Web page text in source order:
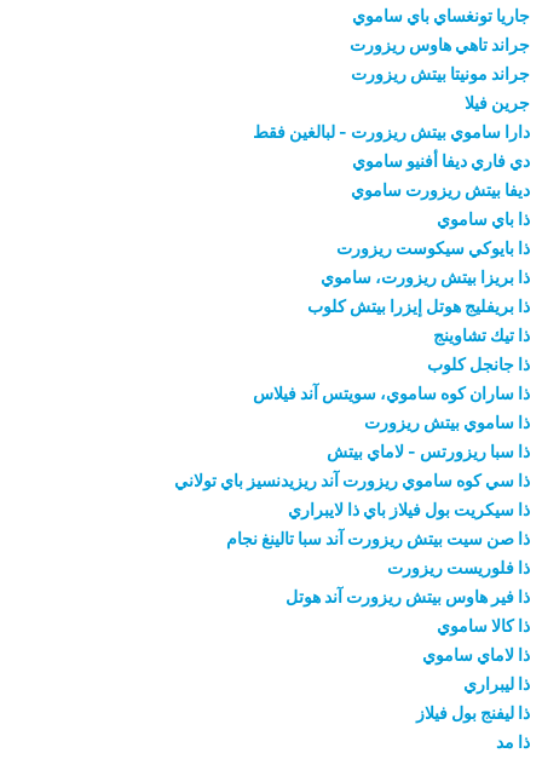
جاريا تونغساي باي ساموي
جراند تاهي هاوس ريزورت
جراند مونيتا بيتش ريزورت
جرين فيلا
دارا ساموي بيتش ريزورت - لبالغين فقط
دي فاري ديفا أفنيو ساموي
ديفا بيتش ريزورت ساموي
ذا باي ساموي
ذا بايوكي سيكوست ريزورت
ذا بريزا بيتش ريزورت، ساموي
ذا بريفليج هوتل إيزرا بيتش كلوب
ذا تيك تشاوينج
ذا جانجل كلوب
ذا ساران كوه ساموي، سويتس آند فيلاس
ذا ساموي بيتش ريزورت
ذا سبا ريزورتس - لاماي بيتش
ذا سي كوه ساموي ريزورت آند ريزيدنسيز باي تولاني
ذا سيكريت بول فيلاز باي ذا لايبراري
ذا صن سيت بيتش ريزورت آند سبا تالينغ نجام
ذا فلوريست ريزورت
ذا فير هاوس بيتش ريزورت آند هوتل
ذا كالا ساموي
ذا لاماي ساموي
ذا ليبراري
ذا ليفنج بول فيلاز
ذا مد